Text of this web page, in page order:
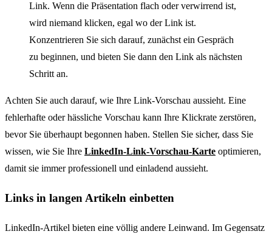
Link. Wenn die Präsentation flach oder verwirrend ist,
wird niemand klicken, egal wo der Link ist.
Konzentrieren Sie sich darauf, zunächst ein Gespräch
zu beginnen, und bieten Sie dann den Link als nächsten
Schritt an.
Achten Sie auch darauf, wie Ihre Link-Vorschau aussieht. Eine
fehlerhafte oder hässliche Vorschau kann Ihre Klickrate zerstören,
bevor Sie überhaupt begonnen haben. Stellen Sie sicher, dass Sie
wissen, wie Sie Ihre LinkedIn-Link-Vorschau-Karte optimieren,
damit sie immer professionell und einladend aussieht.
Links in langen Artikeln einbetten
LinkedIn-Artikel bieten eine völlig andere Leinwand. Im Gegensatz